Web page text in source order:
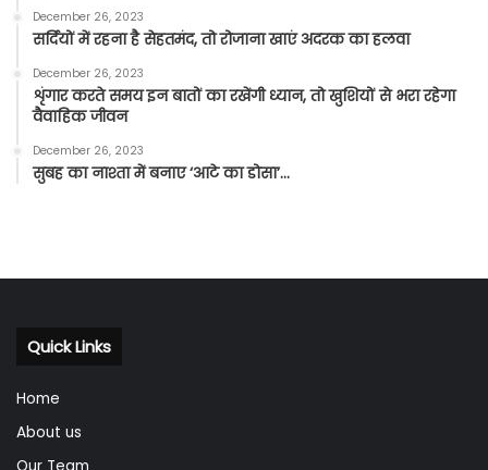
December 26, 2023
सर्दियों में रहना है सेहतमंद, तो रोजाना खाएं अदरक का हलवा
December 26, 2023
शृंगार करते समय इन बातों का रखेंगी ध्यान, तो खुशियों से भरा रहेगा
वैवाहिक जीवन
December 26, 2023
सुबह का नाश्ता में बनाए ‘आटे का डोसा’…
Quick Links
Home
About us
Our Team